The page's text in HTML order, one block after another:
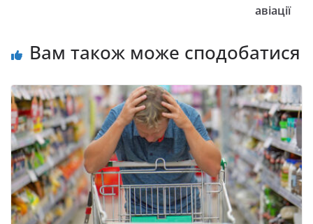
авіації
Вам також може сподобатися